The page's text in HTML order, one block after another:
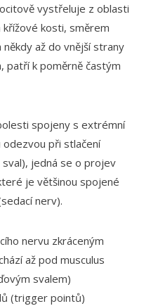
vystřeluje z oblasti
křížové kosti, směrem
až do vnější strany
patří k poměrně častým
spojeny s extrémní
při stlačení
jedná se o projev
je většinou spojené
nerv).
nervu zkráceným
až pod musculus
svalem)
(trigger pointů)